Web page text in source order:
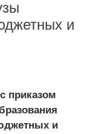
и
приказом
и